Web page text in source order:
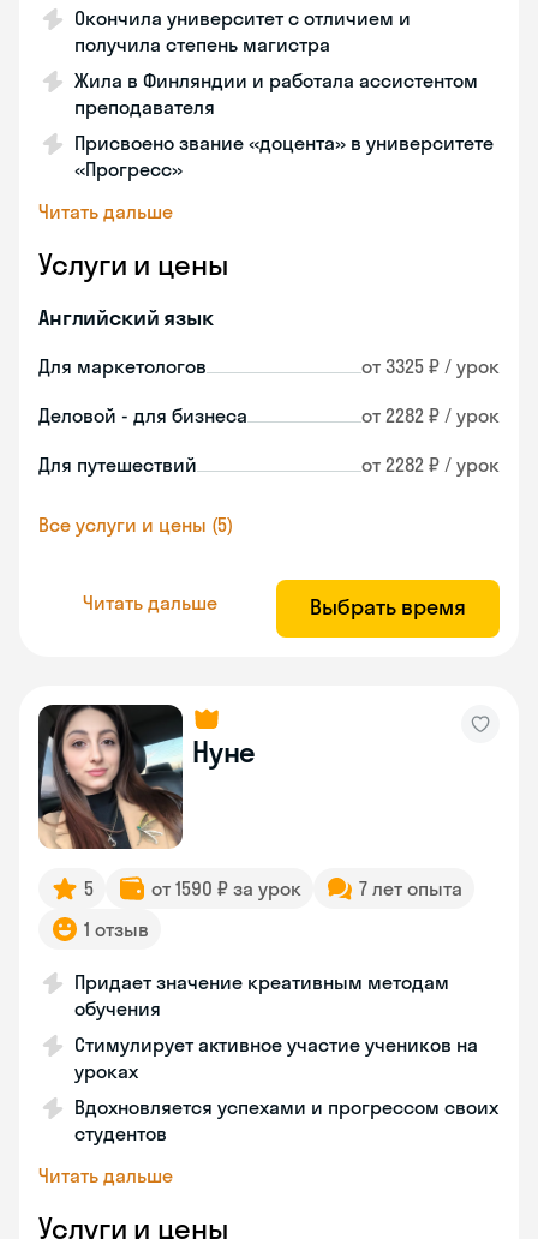
Окончила университет с отличием и
получила степень магистра
Жила в Финляндии и работала ассистентом
преподавателя
Присвоено звание «доцента» в университете
«Прогресс»
Читать дальше
Услуги и цены
Английский язык
Для маркетологов от 3325 ₽ / урок
Деловой - для бизнеса от 2282 ₽ / урок
Для путешествий от 2282 ₽ / урок
Все услуги и цены (5)
Читать дальше Выбрать время
Нуне
5 от 1590 ₽ за урок
7 лет опыта
1 отзыв
Придает значение креативным методам
обучения
Стимулирует активное участие учеников на
уроках
Вдохновляется успехами и прогрессом своих
студентов
Читать дальше
Услуги и цены